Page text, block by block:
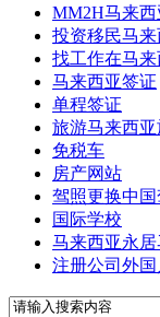
MM2H马来西
投资移民马来
找工作在马
马来西亚签证
单程签证
旅游马来西
免税车
房产网站
驾照更换中
国际学校
马来西亚永居
注册公司 外国